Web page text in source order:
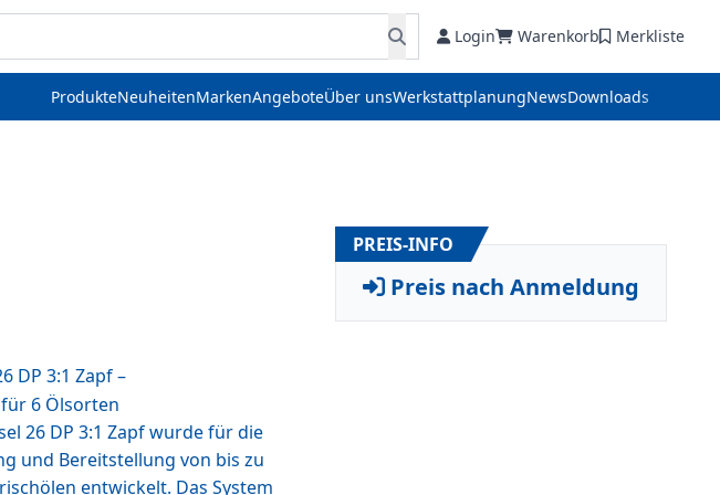
Login Warenkorb Merkliste
ProdukteNeuheitenMarkenAngeboteÜber unsWerkstattplanungNewsDownloads
DP 3:1 Zapf –
6 Ölsorten
26 DP 3:1 Zapf wurde für die
und Bereitstellung von bis zu
entwickelt. Das System
PREIS-INFO
Preis nach Anmeldung